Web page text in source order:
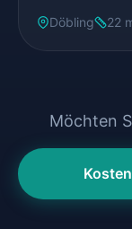
Döbling 22
Möchten